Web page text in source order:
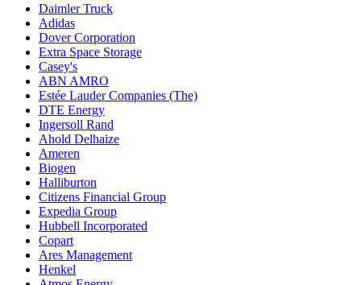
Daimler Truck
Adidas
Dover Corporation
Extra Space Storage
Casey's
ABN AMRO
Estée Lauder Companies (The)
DTE Energy
Ingersoll Rand
Ahold Delhaize
Ameren
Biogen
Halliburton
Citizens Financial Group
Expedia Group
Hubbell Incorporated
Copart
Ares Management
Henkel